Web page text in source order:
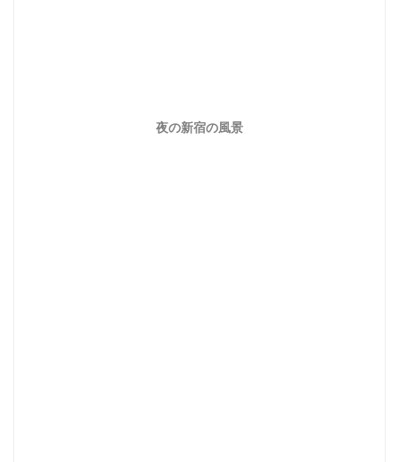
夜の新宿の風景